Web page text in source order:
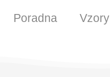
Poradna Vzory